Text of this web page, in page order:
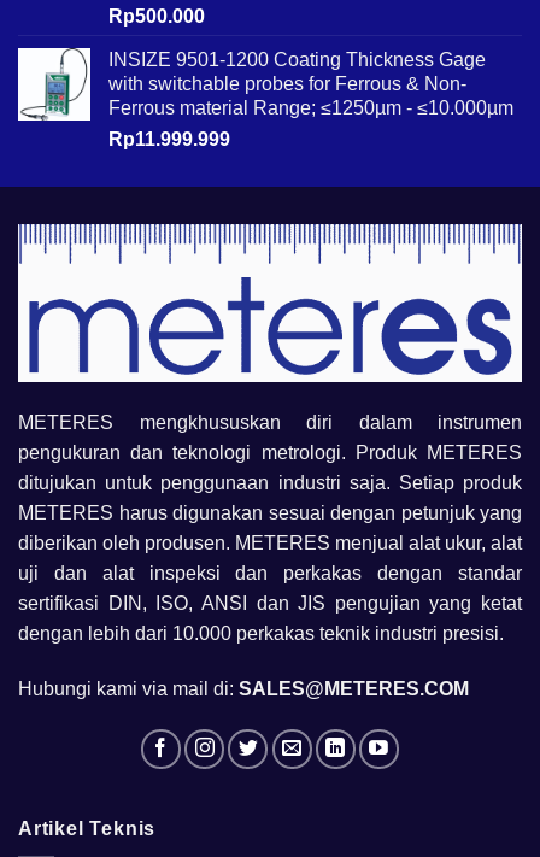
Rp500.000
INSIZE 9501-1200 Coating Thickness Gage
with switchable probes for Ferrous & Non-
Ferrous material Range; ≤1250µm - ≤10.000µm
Rp11.999.999
METERES mengkhususkan diri dalam instrumen
pengukuran dan teknologi metrologi. Produk METERES
ditujukan untuk penggunaan industri saja. Setiap produk
METERES harus digunakan sesuai dengan petunjuk yang
diberikan oleh produsen. METERES menjual alat ukur, alat
uji dan alat inspeksi dan perkakas dengan standar
sertifikasi DIN, ISO, ANSI dan JIS pengujian yang ketat
dengan lebih dari 10.000 perkakas teknik industri presisi.
Hubungi kami via mail di: SALES@METERES.COM
Artikel Teknis